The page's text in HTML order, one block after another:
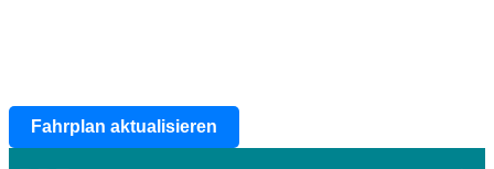
Fahrplan aktualisieren